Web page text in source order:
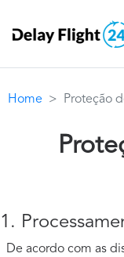
Home Proteção
1.
De acordo com as